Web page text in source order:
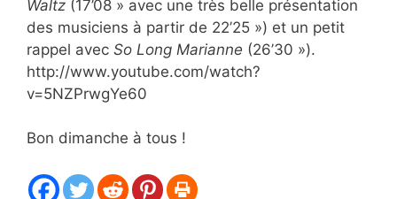
Waltz (17’08 » avec une très belle présentation
des musiciens à partir de 22’25 ») et un petit
rappel avec So Long Marianne (26’30 »).
http://www.youtube.com/watch?
v=5NZPrwgYe60
Bon dimanche à tous !